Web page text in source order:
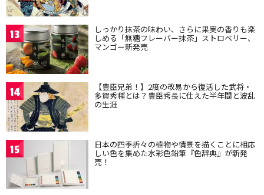
13 しっかり抹茶の味わい、さらに果実の香りも楽
しめる「無糖フレーバー抹茶」ストロベリー、
マンゴー新発売
14 【豊臣兄弟！】2度の改易から復活した武将・
多賀秀種とは？豊臣秀長に仕えた半年間と波乱
の生涯
15 日本の四季折々の植物や情景を描くことに相応
しい色を集めた水彩色鉛筆『色辞典』が新発
売！